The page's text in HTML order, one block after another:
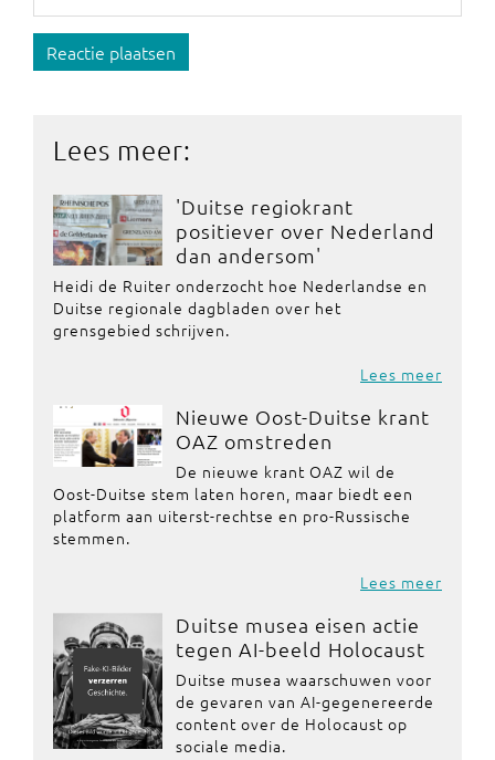
Reactie plaatsen
Lees meer:
'Duitse regiokrant
positiever over Nederland
dan andersom'
Heidi de Ruiter onderzocht hoe Nederlandse en
Duitse regionale dagbladen over het
grensgebied schrijven.
Lees meer
Nieuwe Oost-Duitse krant
OAZ omstreden
De nieuwe krant OAZ wil de
Oost-Duitse stem laten horen, maar biedt een
platform aan uiterst-rechtse en pro-Russische
stemmen.
Lees meer
Duitse musea eisen actie
tegen AI-beeld Holocaust
Duitse musea waarschuwen voor
de gevaren van AI-gegenereerde
content over de Holocaust op
sociale media.